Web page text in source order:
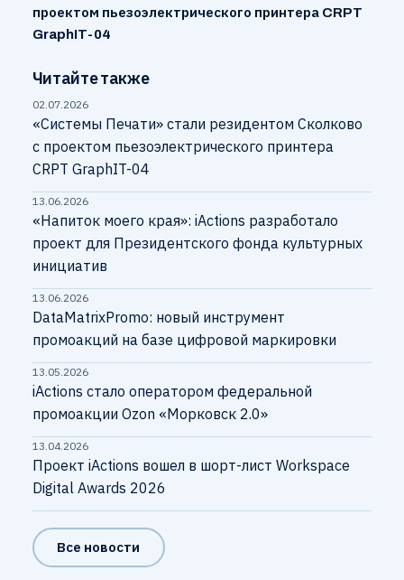
проектом пьезоэлектрического принтера CRPT
GraphIT-04
Читайте также
02.07.2026
«Системы Печати» стали резидентом Сколково
с проектом пьезоэлектрического принтера
CRPT GraphIT-04
13.06.2026
«Напиток моего края»: iActions разработало
проект для Президентского фонда культурных
инициатив
13.06.2026
DataMatrixPromo: новый инструмент
промоакций на базе цифровой маркировки
13.05.2026
iActions стало оператором федеральной
промоакции Ozon «Морковск 2.0»
13.04.2026
Проект iActions вошел в шорт-лист Workspace
Digital Awards 2026
Все новости